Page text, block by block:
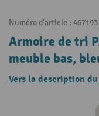
Numéro d'article : 467193
Armoire de tri
meuble bas,
Vers la description